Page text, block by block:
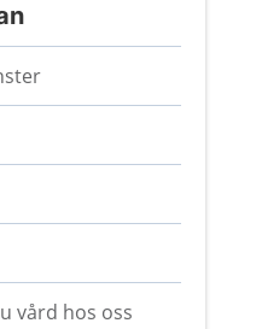
vård hos oss